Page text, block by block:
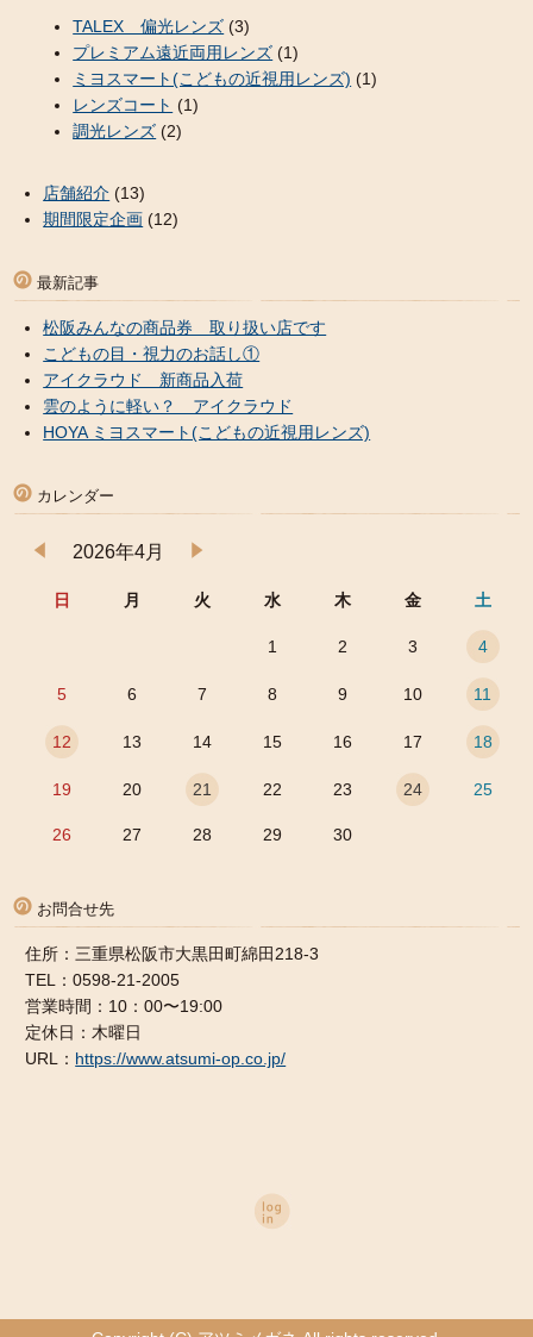
TALEX 偏光レンズ (3)
プレミアム遠近両用レンズ (1)
ミヨスマート(こどもの近視用レンズ) (1)
レンズコート (1)
調光レンズ (2)
店舗紹介 (13)
期間限定企画 (12)
最新記事
松阪みんなの商品券 取り扱い店です
こどもの目・視力のお話し①
アイクラウド 新商品入荷
雲のように軽い？ アイクラウド
HOYA ミヨスマート(こどもの近視用レンズ)
カレンダー
2026年4月
日 月 火 水 木 金 土
1 2 3 4
5 6 7 8 9 10 11
12 13 14 15 16 17 18
19 20 21 22 23 24 25
26 27 28 29 30
お問合せ先
住所：三重県松阪市大黒田町綿田218-3
TEL：0598-21-2005
営業時間：10：00〜19:00
定休日：木曜日
URL： https://www.atsumi-op.co.jp/